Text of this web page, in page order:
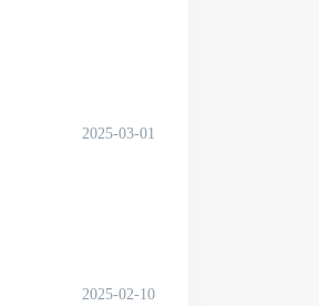
2025-03-01
2025-02-10